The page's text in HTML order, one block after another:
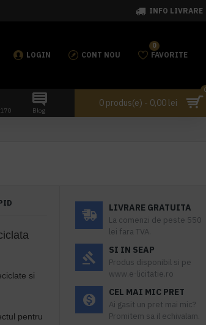
INFO LIVRARE
LOGIN CONT NOU FAVORITE
0
Blog
0 produs(e) - 0,00 lei
si
pentru
LIVRARE GRATUITA
La comenzi de peste 550
lei fara TVA.
SI IN SEAP
Produs disponibil si pe
www.e-licitatie.ro
CEL MAI MIC PRET
Ai gasit un pret mai mic?
Promitem sa il echivalam.